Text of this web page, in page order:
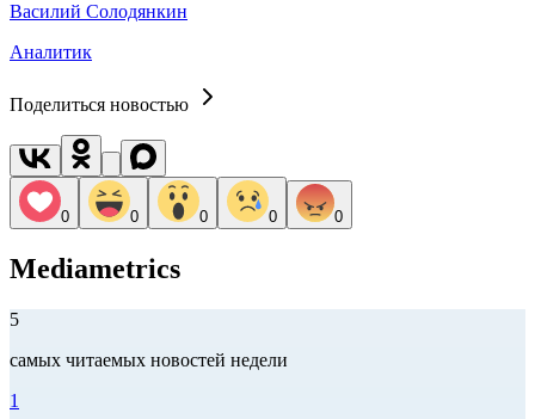
Василий Солодянкин
Аналитик
Поделиться новостью
0 0 0 0 0
Mediametrics
5
самых читаемых новостей недели
1